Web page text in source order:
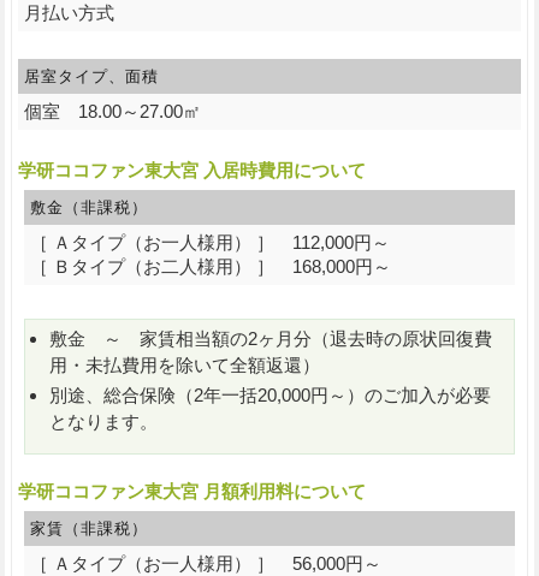
月払い方式
居室タイプ、面積
個室 18.00～27.00㎡
学研ココファン東大宮 入居時費用について
敷金（非課税）
［ Ａタイプ（お一人様用） ］ 112,000円～
［ Ｂタイプ（お二人様用） ］ 168,000円～
敷金 ～ 家賃相当額の2ヶ月分（退去時の原状回復費
用・未払費用を除いて全額返還）
別途、総合保険（2年一括20,000円～）のご加入が必要
となります。
学研ココファン東大宮 月額利用料について
家賃（非課税）
［ Ａタイプ（お一人様用） ］ 56,000円～